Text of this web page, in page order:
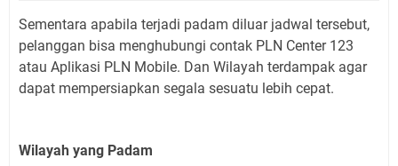
Sementara apabila terjadi padam diluar jadwal tersebut,
pelanggan bisa menghubungi contak PLN Center 123
atau Aplikasi PLN Mobile. Dan Wilayah terdampak agar
dapat mempersiapkan segala sesuatu lebih cepat.
Wilayah yang Padam